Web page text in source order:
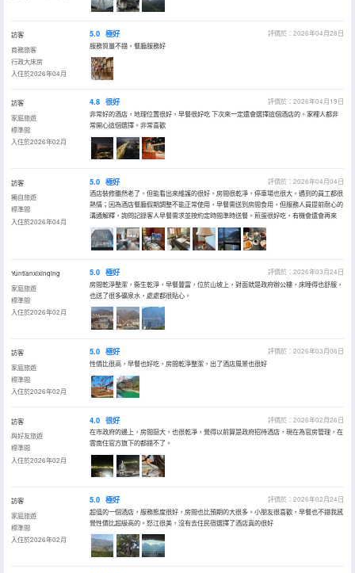
訪客
商務旅客
行政大床房
入住於2026年04月
5.0 極好
評價於：2026年04月28日
服務質量不錯，餐廳服務好
訪客
家庭旅遊
標準間
入住於2026年02月
4.8 很好
評價於：2026年04月19日
非常好的酒店，地理位置很好，早餐很好吃 下次來一定還會選擇這個酒店的。家裡人都非
常開心這個選擇。非常喜歡
訪客
獨自旅遊
標準間
入住於2026年04月
5.0 極好
評價於：2026年04月04日
酒店裝修雖然老了，但能看出來維護的很好，房間很乾凈，停車場也很大。遇到的員工都很
熱情；因為酒店餐廳假期調整不能正常使用，早餐需送到房間食用，但服務人員提前耐心的
溝通解釋，詢問記錄客人早餐需求並按約定時間準時送餐。煎蛋很好吃，有機會還會再來
Yuntianxixinqing
家庭旅遊
標準間
入住於2026年02月
5.0 極好
評價於：2026年03月24日
房間乾淨整潔，衞生乾淨，早餐豐富，位於山坡上，對面就是政府辦公樓，床睡得也舒服，
也送了很多礦泉水，處處都很貼心。
訪客
家庭旅遊
標準間
入住於2026年02月
5.0 極好
評價於：2026年03月06日
性價比很高，早餐也好吃，房間乾淨整潔，出了酒店風景也很好
訪客
與好友旅遊
標準間
入住於2026年02月
4.0 很好
評價於：2026年02月26日
在市政府的邊上，房間挺大，也很乾凈，覺得以前算是政府招待酒店，現在為官房管理，在
雲南住官方旗下的都錯不了。
訪客
家庭旅遊
標準間
入住於2026年02月
5.0 極好
評價於：2026年02月24日
超值的一個酒店，服務態度很好，房間也比預期的大很多。小朋友很喜歡，早餐也不錯我感
覺性價比超級高的。怒江很美，沒有去住民宿選擇了酒店真的很好